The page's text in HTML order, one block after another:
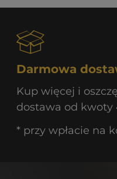
Darmowa
Kup więcej i
dostawa od kwoty
* przy wpłacie na